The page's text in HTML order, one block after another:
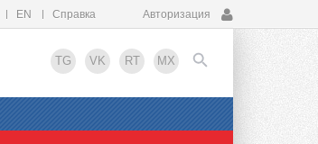
EN Справка Авторизация
TG VK RT MX